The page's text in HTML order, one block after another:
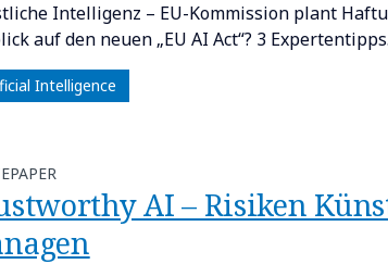
Intelligenz – EU-Kommission plant
auf den neuen „EU AI Act“? 3 Expertentipps.
Intelligence
AI – Risiken